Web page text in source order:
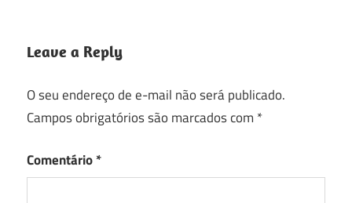
Leave a Reply
O seu endereço de e-mail não será publicado.
Campos obrigatórios são marcados com *
Comentário*